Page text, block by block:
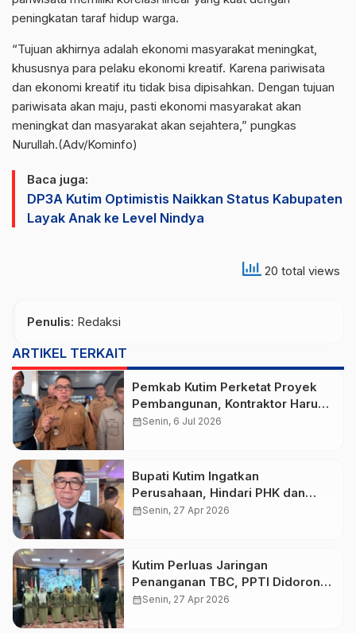
peningkatan taraf hidup warga.
​“Tujuan akhirnya adalah ekonomi masyarakat meningkat,
khususnya para pelaku ekonomi kreatif. Karena pariwisata
dan ekonomi kreatif itu tidak bisa dipisahkan. Dengan tujuan
pariwisata akan maju, pasti ekonomi masyarakat akan
meningkat dan masyarakat akan sejahtera,” pungkas
Nurullah.(Adv/Kominfo)
Baca juga:
DP3A Kutim Optimistis Naikkan Status Kabupaten
Layak Anak ke Level Nindya
20 total views
Penulis: Redaksi
ARTIKEL TERKAIT
Pemkab Kutim Perketat Proyek
Pembangunan, Kontraktor Harus
Siap Modal dan Tanggung Jawab
calendar_monthSenin, 6 Jul 2026
Bupati Kutim Ingatkan
Perusahaan, Hindari PHK dan
Siapkan Alternatif untuk
calendar_monthSenin, 27 Apr 2026
Kutim Perluas Jaringan
Penanganan TBC, PPTI Didorong
Aktif di Lapangan
calendar_monthSenin, 27 Apr 2026